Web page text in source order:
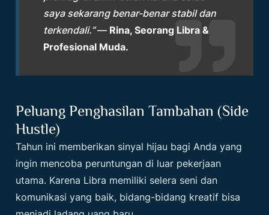
saya sekarang benar-benar stabil dan
terkendali.”— Rina, Seorang Libra &
Profesional Muda.
Peluang Penghasilan Tambahan (Side
Hustle)
Tahun ini memberikan sinyal hijau bagi Anda yang
ingin mencoba peruntungan di luar pekerjaan
utama. Karena Libra memiliki selera seni dan
komunikasi yang baik, bidang-bidang kreatif bisa